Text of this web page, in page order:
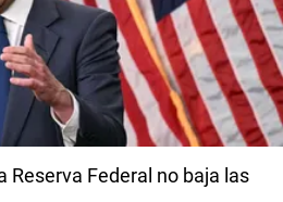
Reserva Federal no baja las